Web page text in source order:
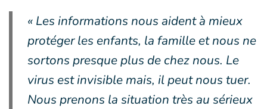
« Les informations nous aident à mieux
protéger les enfants, la famille et nous ne
sortons presque plus de chez nous. Le
virus est invisible mais, il peut nous tuer.
Nous prenons la situation très au sérieux